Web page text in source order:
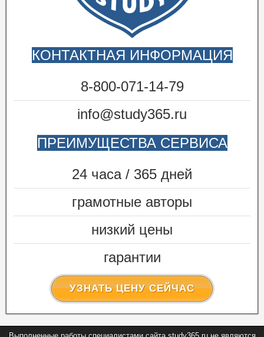
КОНТАКТНАЯ ИНФОРМАЦИЯ
8-800-071-14-79
info@study365.ru
ПРЕИМУЩЕСТВА СЕРВИСА
24 часа / 365 дней
грамотные авторы
низкий цены
гарантии
УЗНАТЬ ЦЕНУ СЕЙЧАС